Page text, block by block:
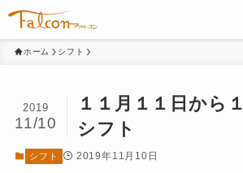
ホーム シフト
１１月１１日から
シフト
2019
11/10
シフト 2019年11月10日